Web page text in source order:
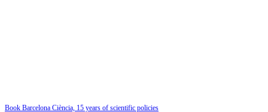
Book Barcelona Ciència, 15 years of scientific policies